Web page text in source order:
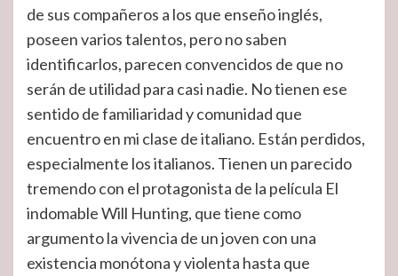
de sus compañeros a los que enseño inglés,
poseen varios talentos, pero no saben
identificarlos, parecen convencidos de que no
serán de utilidad para casi nadie. No tienen ese
sentido de familiaridad y comunidad que
encuentro en mi clase de italiano. Están perdidos,
especialmente los italianos. Tienen un parecido
tremendo con el protagonista de la película El
indomable Will Hunting, que tiene como
argumento la vivencia de un joven con una
existencia monótona y violenta hasta que